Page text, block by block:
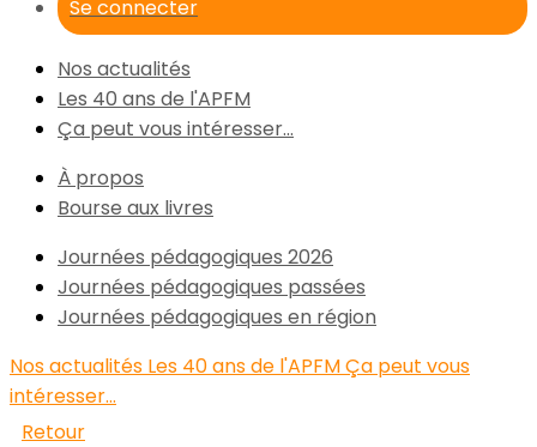
Se connecter
Nos actualités
Les 40 ans de l'APFM
Ça peut vous intéresser...
À propos
Bourse aux livres
Journées pédagogiques 2026
Journées pédagogiques passées
Journées pédagogiques en région
Nos actualités Les 40 ans de l'APFMÇa peut vous
intéresser...
Retour